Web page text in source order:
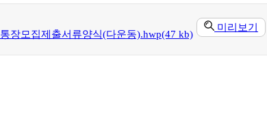
통장모집제출서류양식(다운동).hwp(47 kb)
미리보기